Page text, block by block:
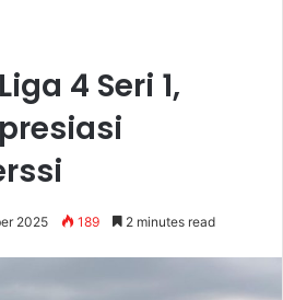
4 Seri 1,
2025 189 2 minutes read